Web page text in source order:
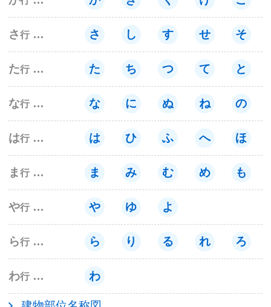
さ行 さ し す せ そ
た行 た ち つ て と
な行 な に ぬ ね の
は行 は ひ ふ へ ほ
ま 行 ま み む め も
や行 や ゆ よ
ら行 ら り る れ ろ
わ行 わ